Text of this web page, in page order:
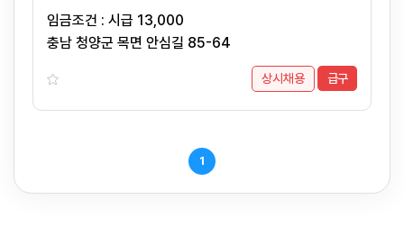
임금조건 : 시급 13,000
충남 청양군 목면 안심길 85-64
상시채용 급구
1